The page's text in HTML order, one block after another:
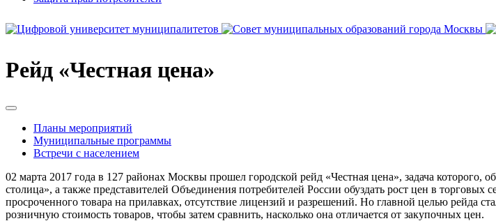
Рейд «Честная цена»
Планы мероприятий
Муниципальные программы
Встречи с населением
02 марта 2017 года в 127 районах Москвы прошел городской рейд «Честная цена», задача
столица», а также представителей Объединения потребителей России обуздать рост цен в
просроченного товара на прилавках, отсутствие лицензий и разрешений. Но главной целью рейда
розничную стоимость товаров, чтобы затем сравнить, насколько она отличается от закупочных цен.